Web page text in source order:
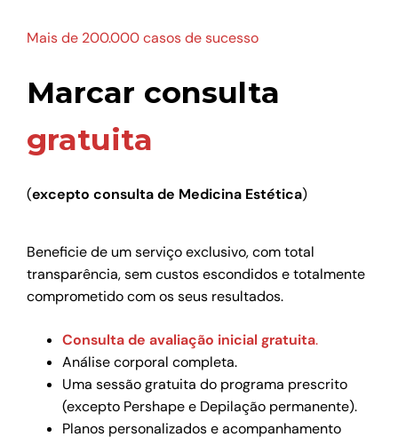
Mais de 200.000 casos de sucesso
Marcar consulta
gratuita
(excepto consulta de Medicina Estética)
Beneficie de um serviço exclusivo, com total
transparência, sem custos escondidos e totalmente
comprometido com os seus resultados.
Consulta de avaliação inicial gratuita.
Análise corporal completa.
Uma sessão gratuita do programa prescrito
(excepto Pershape e Depilação permanente).
Planos personalizados e acompanhamento